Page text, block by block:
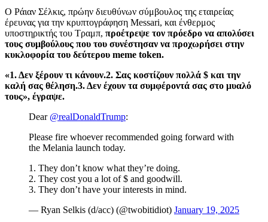
Ο Ράιαν Σέλκις, πρώην διευθύνων σύμβουλος της εταιρείας
έρευνας για την κρυπτογράφηση Messari, και ένθερμος
υποστηρικτής του Τραμπ, προέτρεψε τον πρόεδρο να απολύσει
τους συμβούλους που του συνέστησαν να προχωρήσει στην
κυκλοφορία του δεύτερου meme token.
«1. Δεν ξέρουν τι κάνουν.2. Σας κοστίζουν πολλά $ και την
καλή σας θέληση.3. Δεν έχουν τα συμφέροντά σας στο μυαλό
τους», έγραψε.
Dear @realDonaldTrump:
Please fire whoever recommended going forward with
the Melania launch today.
1. They don’t know what they’re doing.
2. They cost you a lot of $ and goodwill.
3. They don’t have your interests in mind.
— Ryan Selkis (d/acc) (@twobitidiot) January 19, 2025